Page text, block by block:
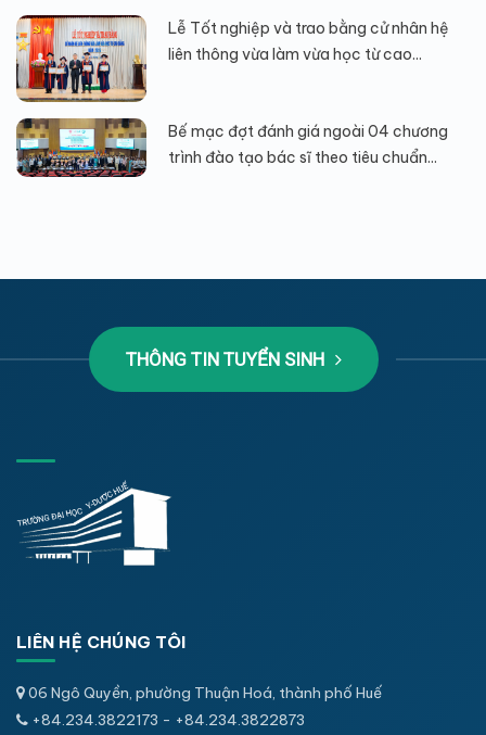
Lễ Tốt nghiệp và trao bằng cử nhân hệ
liên thông vừa làm vừa học từ cao...
Bế mạc đợt đánh giá ngoài 04 chương
trình đào tạo bác sĩ theo tiêu chuẩn...
THÔNG TIN TUYỂN SINH
LIÊN HỆ CHÚNG TÔI
06 Ngô Quyền, phường Thuận Hoá, thành phố Huế
+84.234.3822173 - +84.234.3822873